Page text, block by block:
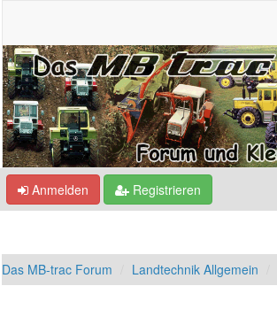
Anmelden Registrieren
Das MB-trac Forum Landtechnik Allgemein